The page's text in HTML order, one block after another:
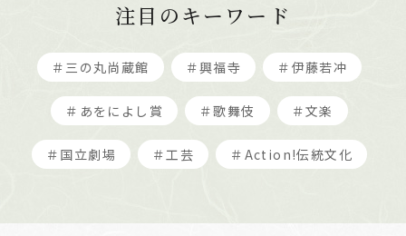
注目のキーワード
＃三の丸尚蔵館 ＃興福寺 ＃伊藤若冲
＃あをによし賞 ＃歌舞伎 ＃文楽
＃国立劇場 ＃工芸 ＃Action!伝統文化